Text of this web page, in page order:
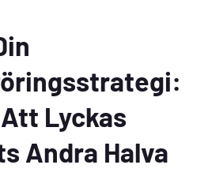
Lyckas
Andra Halva